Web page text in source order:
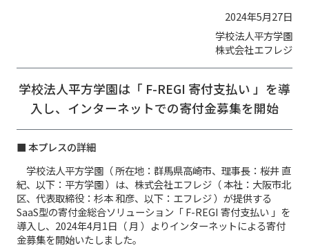
2024年5月27日
学校法人平方学園
株式会社エフレジ
学校法人平方学園は「 F-REGI 寄付支払い 」を導
入し、 インターネットでの寄付金募集を開始
■ 本プレスの詳細
学校法人平方学園（ 所在地：群馬県高崎市、理事長：桜井 直
紀、以下：平方学園 ）は、株式会社エフレジ（ 本社：大阪市北
区、代表取締役：杉本 和彦、以下：エフレジ ）が提供する
SaaS型の寄付金総合ソリューション「 F-REGI 寄付支払い 」を
導入し、2024年4月1日（ 月 ）よりインターネットによる寄付
金募集を開始いたしました。